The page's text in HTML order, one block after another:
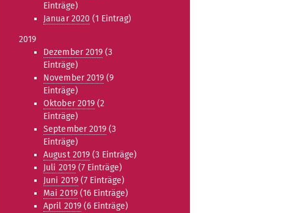
Einträge)
Januar 2020 (1 Eintrag)
2019
Dezember 2019 (3
Einträge)
November 2019 (9
Einträge)
Oktober 2019 (2
Einträge)
September 2019 (3
Einträge)
August 2019 (3 Einträge)
Juli 2019(7 Einträge)
Juni 2019(7 Einträge)
Mai 2019(16 Einträge)
April 2019 (6 Einträge)